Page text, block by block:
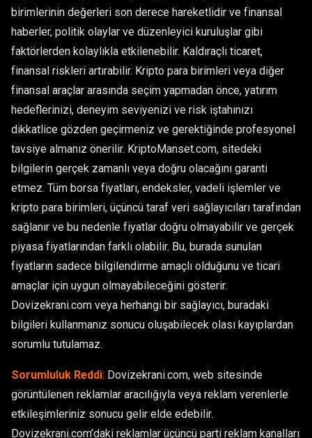
birimlerinin değerleri son derece hareketlidir ve finansal
haberler, politik olaylar ve düzenleyici kuruluşlar gibi
faktörlerden kolaylıkla etkilenebilir. Kaldıraçlı ticaret,
finansal riskleri artırabilir. Kripto para birimleri veya diğer
finansal araçlar arasında seçim yapmadan önce, yatırım
hedeflerinizi, deneyim seviyenizi ve risk iştahınızı
dikkatlice gözden geçirmeniz ve gerektiğinde profesyonel
tavsiye almanız önerilir. KriptoManset.com, sitedeki
bilgilerin gerçek zamanlı veya doğru olacağını garanti
etmez. Tüm borsa fiyatları, endeksler, vadeli işlemler ve
kripto para birimleri, üçüncü taraf veri sağlayıcıları tarafından
sağlanır ve bu nedenle fiyatlar doğru olmayabilir ve gerçek
piyasa fiyatlarından farklı olabilir. Bu, burada sunulan
fiyatların sadece bilgilendirme amaçlı olduğunu ve ticari
amaçlar için uygun olmayabileceğini gösterir.
Dovizekrani.com veya herhangi bir sağlayıcı, buradaki
bilgileri kullanmanız sonucu oluşabilecek olası kayıplardan
sorumlu tutulamaz.
Sorumluluk Reddi: Dovizekrani.com, web sitesinde
görüntülenen reklamlar aracılığıyla veya reklam verenlerle
etkileşimleriniz sonucu gelir elde edebilir.
Dovizekrani.com’daki reklamlar üçüncü parti reklam kanalları